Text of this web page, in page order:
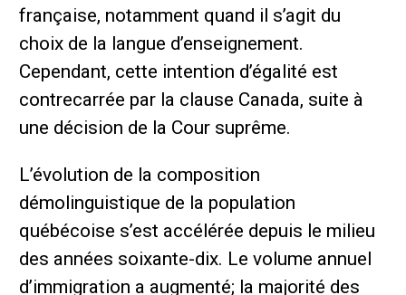
française, notamment quand il s’agit du
choix de la langue d’enseignement.
Cependant, cette intention d’égalité est
contrecarrée par la clause Canada, suite à
une décision de la Cour suprême.
L’évolution de la composition
démolinguistique de la population
québécoise s’est accélérée depuis le milieu
des années soixante-dix. Le volume annuel
d’immigration a augmenté; la majorité des